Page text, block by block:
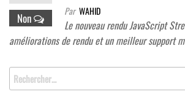
Non Par WAHID
Le nouveau rendu JavaScript
améliorations de rendu et un meilleur support
Rechercher
: